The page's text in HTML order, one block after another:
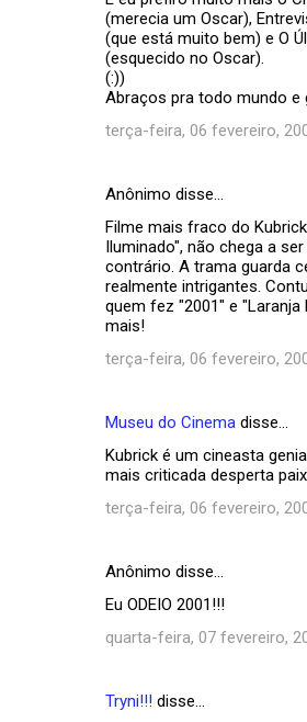
(merecia um Oscar),
(que está muito bem) e O
(esquecido no Oscar).
(:))
Abraços pra todo mundo e
terça-feira, 06 fevereiro,
Anônimo disse…
Filme mais fraco do
Iluminado", não chega a
contrário. A trama guarda
realmente intrigantes.
quem fez "2001" e "Laranja
mais!
terça-feira, 06 fevereiro,
Museu do Cinema disse…
Kubrick é um cineasta
mais criticada desperta
terça-feira, 06 fevereiro,
Anônimo disse…
Eu ODEIO 2001!!!
quarta-feira, 07 fevereiro,
Tryni!!! disse…